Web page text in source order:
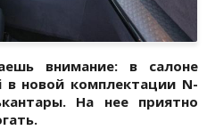
внимание: в салоне
в новой комплектации N-
На нее приятно